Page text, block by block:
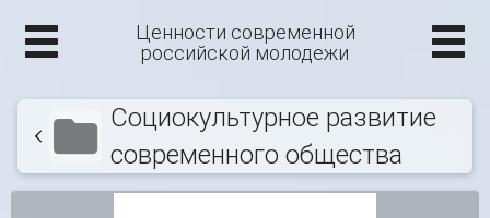
Ценности современной
российской молодежи
Социокультурное развитие
современного общества